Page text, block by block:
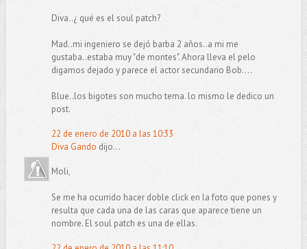
Diva..¿ qué es el soul patch?
Mad..mi ingeniero se dejó barba 2 años..a mi me
gustaba..estaba muy "de montes". Ahora lleva el pelo
digamos dejado y parece el actor secundario Bob....
Blue..los bigotes son mucho tema. lo mismo le dedico un
post.
22 de enero de 2010 a las 10:33
Diva Gando dijo...
Moli,
Se me ha ocurrido hacer doble click en la foto que pones y
resulta que cada una de las caras que aparece tiene un
nombre. El soul patch es una de ellas.